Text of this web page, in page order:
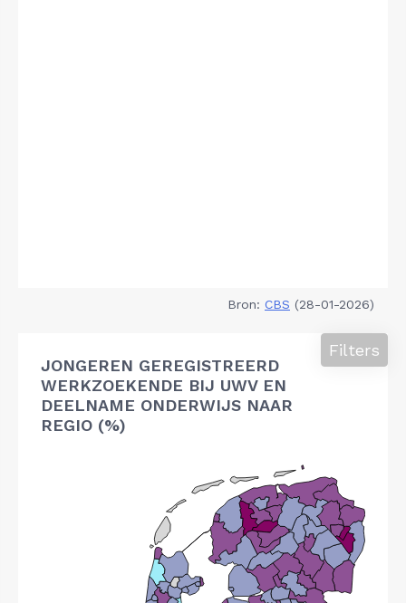
Bron: CBS (28-01-2026)
JONGEREN GEREGISTREERD
WERKZOEKENDE BIJ UWV EN
DEELNAME ONDERWIJS NAAR
REGIO (%)
Filters